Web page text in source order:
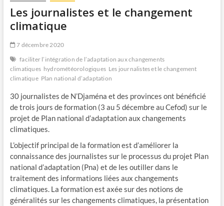
Les journalistes et le changement
climatique
7 décembre 2020
faciliter l’intégration de l’adaptation aux changements
climatiques hydrométéorologiques Les journalistes et le changement
climatique Plan national d’adaptation
30 journalistes de N’Djaména et des provinces ont bénéficié
de trois jours de formation (3 au 5 décembre au Cefod) sur le
projet de Plan national d’adaptation aux changements
climatiques.
L’objectif principal de la formation est d’améliorer la
connaissance des journalistes sur le processus du projet Plan
national d’adaptation (Pna) et de les outiller dans le
traitement des informations liées aux changements
climatiques. La formation est axée sur des notions de
généralités sur les changements climatiques, la présentation